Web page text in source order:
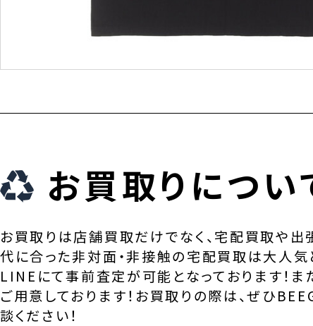
お買取りについ
お買取りは店舗買取だけでなく、宅配買取や出
代に合った非対面・非接触の宅配買取は大人
LINEにて事前査定が可能となっております！ま
ご用意しております！お買取りの際は、ぜひ
談ください！